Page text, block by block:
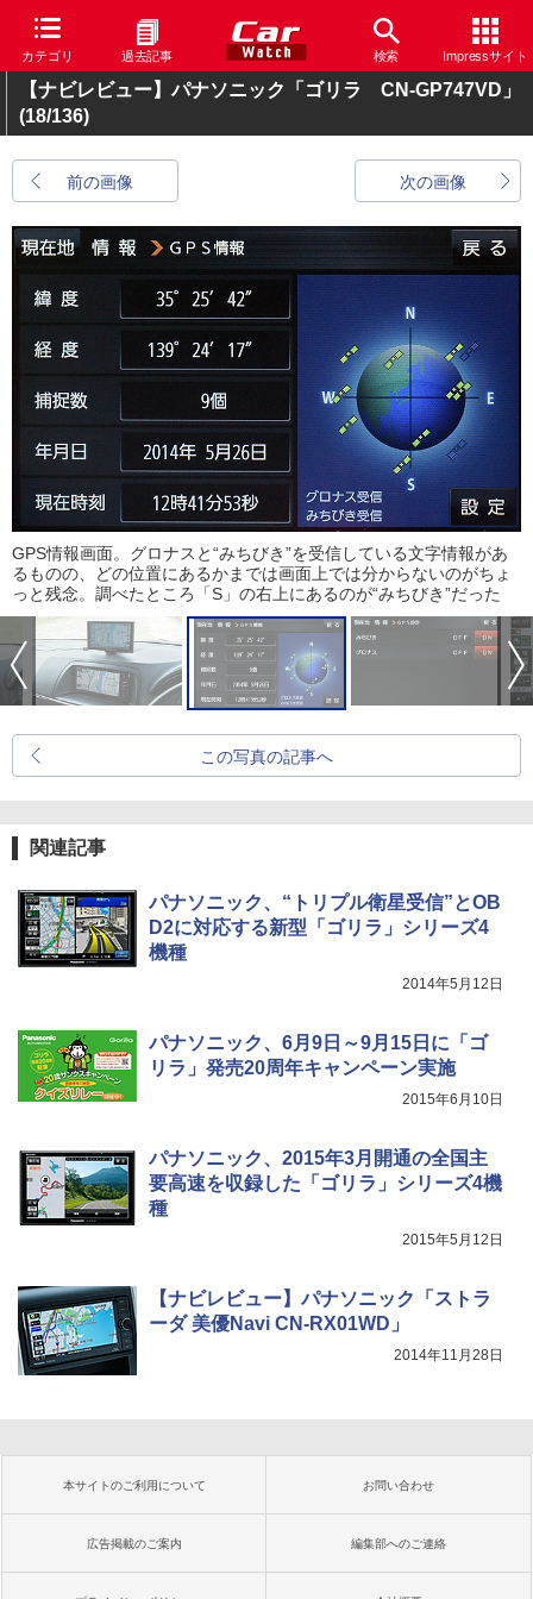
カテゴリ 過去記事 検索 Impressサイト
【ナビレビュー】パナソニック「ゴリラ CN-GP747VD」
(18/136)
前の画像 次の画像
GPS情報画面。グロナスと“みちびき”を受信している文字情報があ
るものの、どの位置にあるかまでは画面上では分からないのがちょ
っと残念。調べたところ「S」の右上にあるのが“みちびき”だった
この写真の記事へ
関連記事
パナソニック、“トリプル衛星受信”とOB
D2に対応する新型「ゴリラ」シリーズ4
機種
2014年5月12日
パナソニック、6月9日～9月15日に「ゴ
リラ」発売20周年キャンペーン実施
2015年6月10日
パナソニック、2015年3月開通の全国主
要高速を収録した「ゴリラ」シリーズ4機
種
2015年5月12日
【ナビレビュー】パナソニック「ストラ
ーダ 美優Navi CN-RX01WD」
2014年11月28日
本サイトのご利用について お問い合わせ
広告掲載のご案内 編集部へのご連絡